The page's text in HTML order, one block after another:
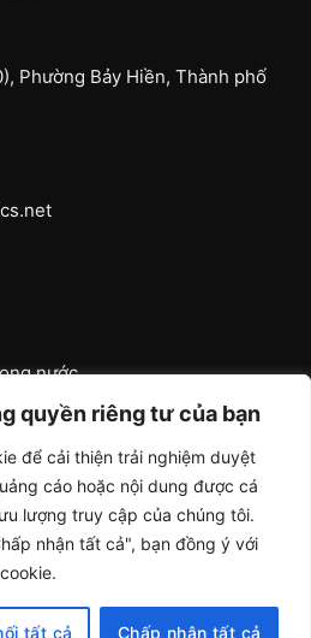
quyền riêng tư của bạn
để cải thiện trải nghiệm duyệt
cáo hoặc nội dung được cá
lượng truy cập của chúng tôi.
nhận tất cả", bạn đồng ý với
tất cả Chấp nhận tất cả
Phường Bảy Hiền, Thành phố
nước
tế